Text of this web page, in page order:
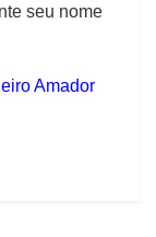
seu nome
Amador